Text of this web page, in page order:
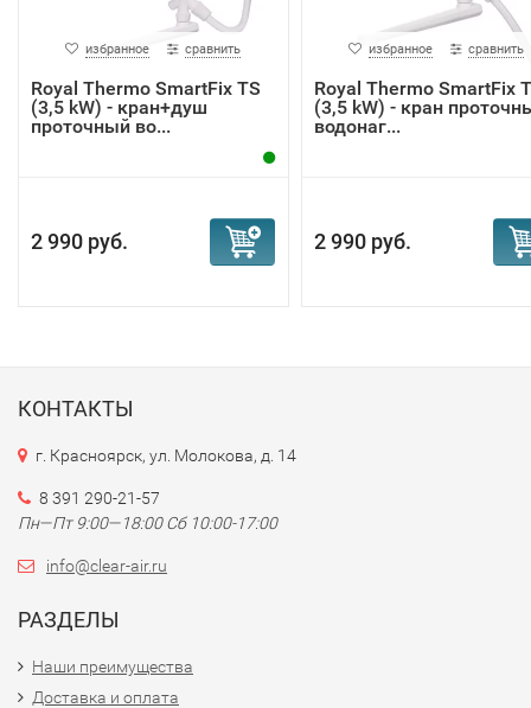
избранное сравнить
Royal Thermo SmartFix TS
(3,5 kW) - кран+душ
проточный во...
2 990 руб.
избранное сравнить
Royal Thermo SmartFix T
(3,5 kW) - кран
водонаг...
2 990 руб.
КОНТАКТЫ
г. Красноярск, ул. Молокова, д. 14
8 391 290-21-57
Пн—Пт 9:00—18:00 Сб 10:00-17:00
info@clear-air.ru
РАЗДЕЛЫ
Наши преимущества
Доставка и оплата